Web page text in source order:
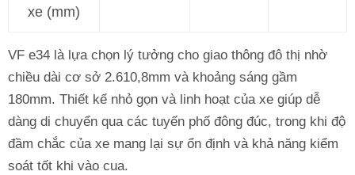
xe (mm)
VF e34 là lựa chọn lý tưởng cho giao thông đô thị nhờ
chiều dài cơ sở 2.610,8mm và khoảng sáng gầm
180mm. Thiết kế nhỏ gọn và linh hoạt của xe giúp dễ
dàng di chuyển qua các tuyến phố đông đúc, trong khi độ
đầm chắc của xe mang lại sự ổn định và khả năng kiểm
soát tốt khi vào cua.